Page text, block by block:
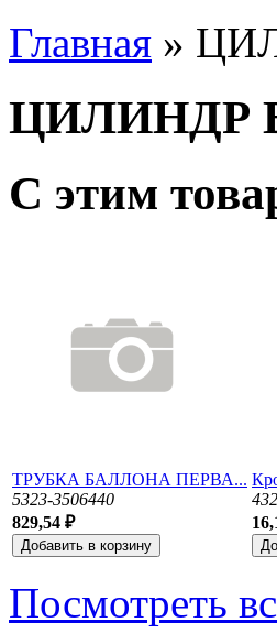
Вы здесь
Главная »
ЦИЛИНДР
С этим
ТРУБКА БАЛЛОНА ПЕРВА...
5323-3506440
829,54 ₽
Посмотреть